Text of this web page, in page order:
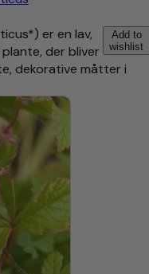
Add to
wishlist
er en lav,
der bliver
dekorative måtter i